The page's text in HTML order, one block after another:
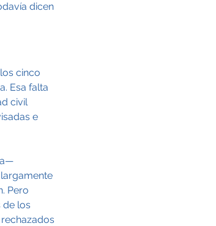
dicen
cinco
Esa falta
civil
e
Pero
de los